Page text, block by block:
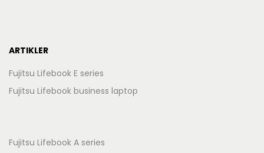
ARTIKLER
Fujitsu Lifebook E series
Fujitsu Lifebook business laptop
Fujitsu Lifebook A series